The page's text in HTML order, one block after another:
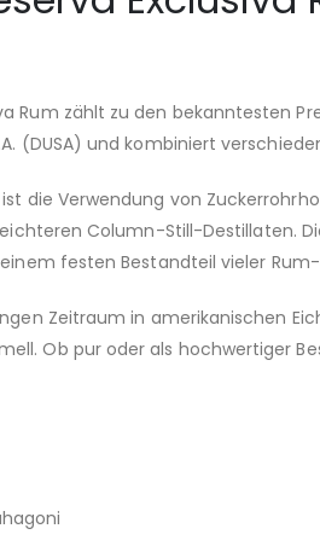
Rum zählt zu den bekanntesten
(DUSA) und kombiniert
die Verwendung von
Column-Still-Destillaten.
einem festen Bestandteil vieler
Zeitraum in amerikanischen
Ob pur oder als hochwertiger